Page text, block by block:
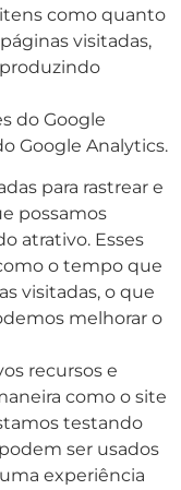
como quanto
visitadas,
do Google
Google Analytics.
para rastrear e
possamos
atrativo. Esses
o tempo que
visitadas, o que
melhorar o
recursos e
como o site
testando
ser usados
experiência